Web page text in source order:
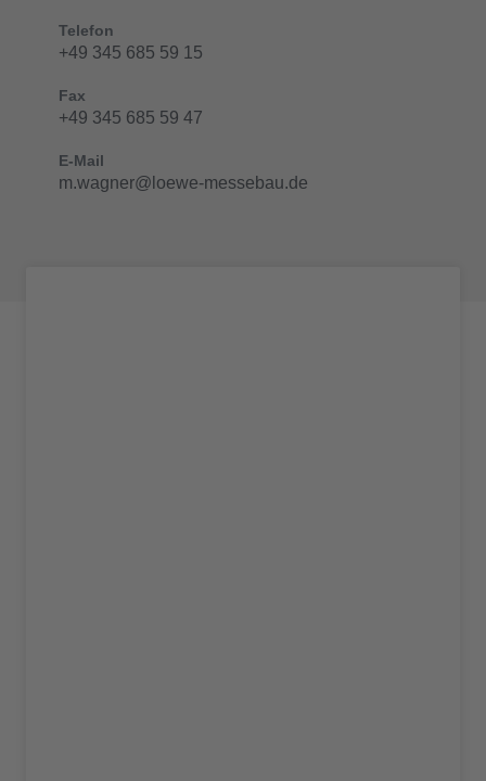
Telefon
+49 345 685 59 15
Fax
+49 345 685 59 47
E-Mail
m.wagner@loewe-messebau.de